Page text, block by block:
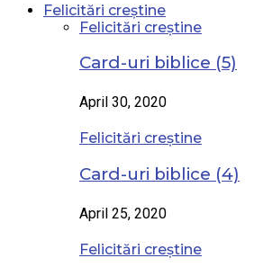
Felicitări creștine
Felicitări creștine
Card-uri biblice (5)
April 30, 2020
Felicitări creștine
Card-uri biblice (4)
April 25, 2020
Felicitări creștine